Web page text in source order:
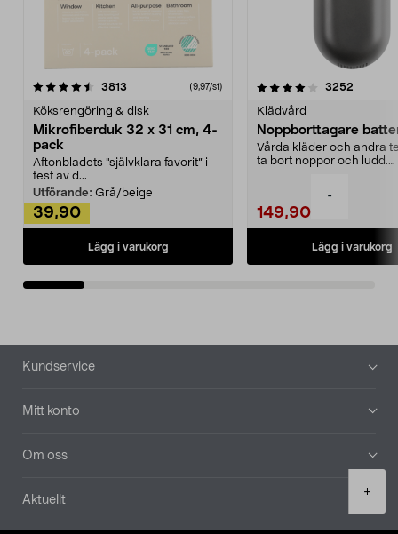
-
+
3813 (9,97/st)
Köksrengöring & disk
Mikrofiberduk 32 x 31 cm, 4-
pack
Aftonbladets "självklara favorit” i
test av d...
Utförande: Grå/beige
39,90
Lägg i varukorg
4.0av 5 stjärnor 3252
Klädvård
Noppborttagare
Vårda kläder och andra
ta bort noppor och ludd.
149,90
Lägg i varukorg
4.5av 5 stjärnor
Sidfot
Kundservice
Mitt konto
Om oss
Aktuellt